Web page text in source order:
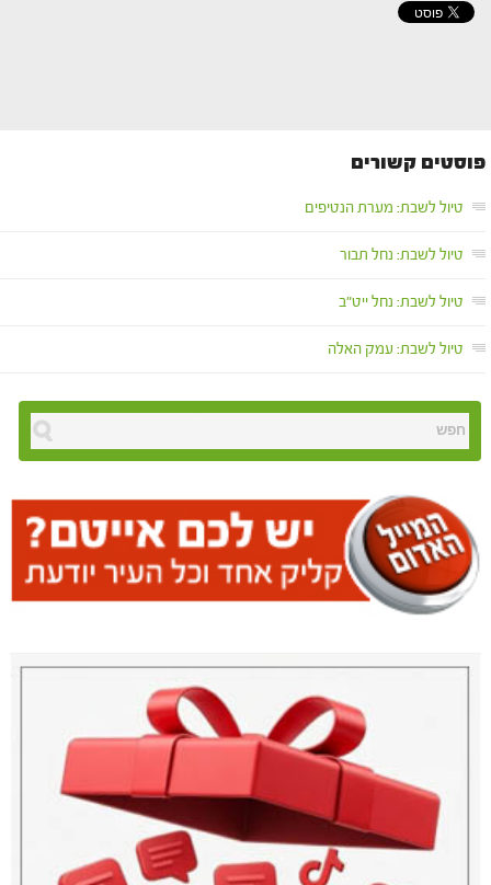
פוסטים קשורים
טיול לשבת: מערת הנטיפים
טיול לשבת: נחל תבור
טיול לשבת: נחל ייט"ב
טיול לשבת: עמק האלה